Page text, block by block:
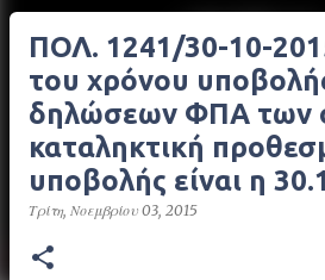
ΠΟΛ. 1241/30-10-
του χρόνου
δηλώσεων ΦΠΑ των
καταληκτική
υποβολής είναι η
Τρίτη, Νοεμβρίου 03, 2015